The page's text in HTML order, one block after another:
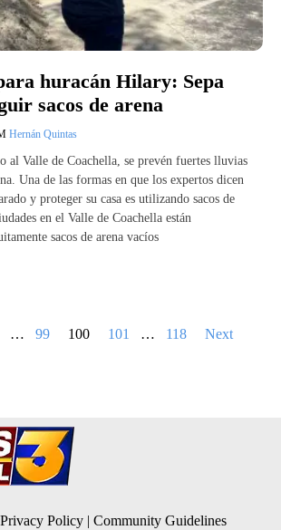
huracán Hilary: Sepa
sacos de arena
Hernán Quintas
al Valle de Coachella, se prevén fuertes lluvias
Una de las formas en que los expertos dicen
y proteger su casa es utilizando sacos de
en el Valle de Coachella están
sacos de arena vacíos
… 99 100 101 … 118 Next
Privacy Policy | Community Guidelines